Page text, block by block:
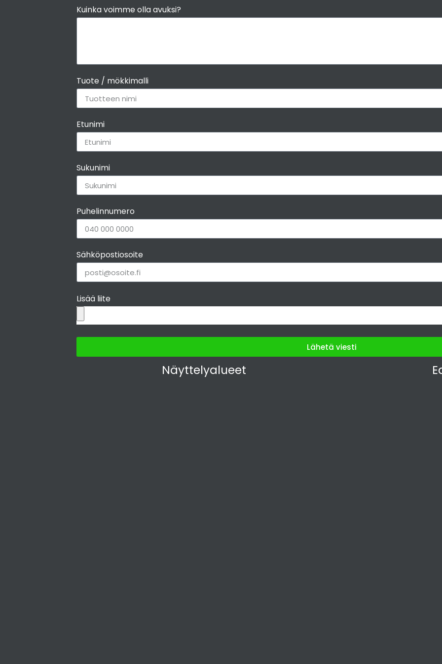
Kuinka voimme olla avuksi?
Tuote / mökkimalli
Etunimi
Sukunimi
Puhelinnumero
Sähköpostiosoite
Lisää liite
Lähetä viesti
Näyttelyalueet